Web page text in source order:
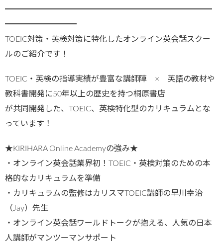
━━━━━━━━━━━━━━━━━━━━━━━━━━
━━━━━━━━━
TOEIC対策・英検対策に特化したオンライン英会話スクー
ルのご紹介です！
TOEIC・英検の指導実績が豊富な講師陣 × 英語の教材や
教科書開発に50年以上の歴史を持つ桐原書店
が共同開発した、TOEIC、英検特化型のカリキュラムとな
っています！
★KIRIHARA Online Academyの強み★
・オンライン英会話業界初！TOEIC・英検対策のための本
格的なカリキュラムを準備
・カリキュラムの監修はカリスマTOEIC講師の早川幸治
（Jay）先生
・オンライン英会話ワールドトークが抱える、人気の日本
人講師がマンツーマンサポート